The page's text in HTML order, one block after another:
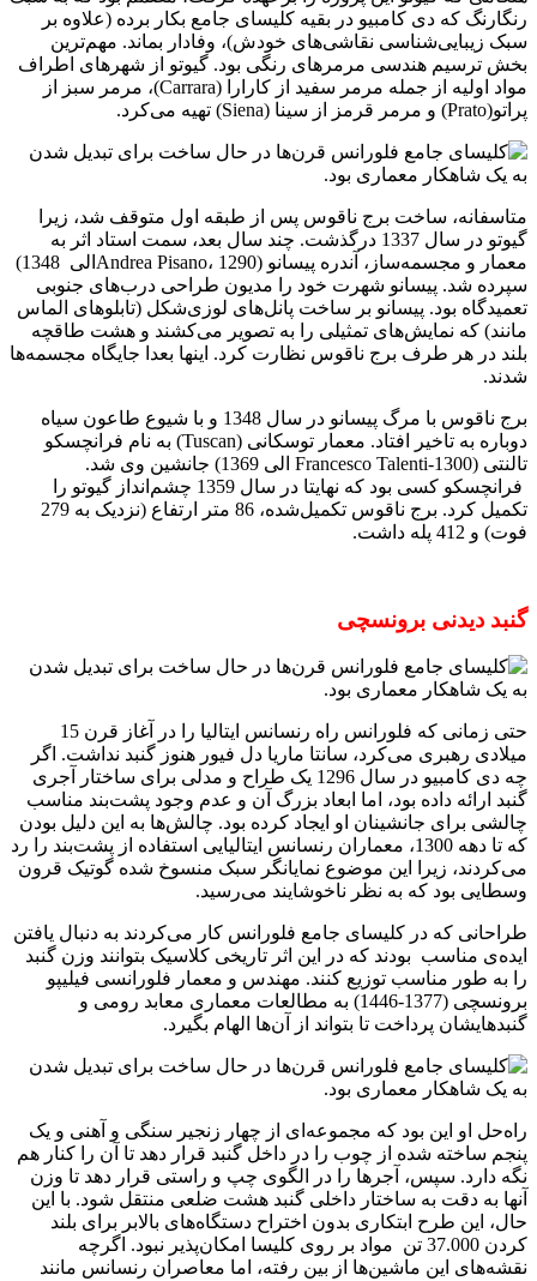
رنگارنگ که دی کامبیو در بقیه کلیسای جامع بکار برده (علاوه بر
سبک زیبایی‌شناسی نقاشی‌های خودش)، وفادار بماند. مهم‌ترین
بخش ترسیم هندسی مرمرهای رنگی بود. گیوتو از شهرهای اطراف
مواد اولیه از جمله مرمر سفید از کارارا (Carrara)، مرمر سبز از
پراتو(Prato) و مرمر قرمز از سینا (Siena) تهیه می‌کرد.
متاسفانه، ساخت برج ناقوس پس از طبقه اول متوقف شد، زیرا
گیوتو در سال 1337 درگذشت. چند سال بعد، سمت استاد اثر به
معمار و مجسمه‌ساز، آندره پیسانو (Andrea Pisano، 1290الی 1348)
سپرده شد. پیسانو شهرت خود را مدیون طراحی درب‌های جنوبی
تعمیدگاه بود. پیسانو بر ساخت پانل‌های لوزی‌شکل (تابلوهای الماس
مانند) که نمایش‌های تمثیلی را به تصویر می‌کشند و هشت طاقچه
بلند در هر طرف برج ناقوس نظارت کرد. اینها بعدا جایگاه مجسمه‌ها
شدند.
برج ناقوس با مرگ پیسانو در سال 1348 و با شیوع طاعون سیاه
دوباره به تاخیر افتاد. معمار توسکانی (Tuscan) به نام فرانچسکو
تالنتی (Francesco Talenti-1300 الی 1369) جانشین وی شد.
فرانچسکو کسی بود که نهایتا در سال 1359 چشم‌انداز گیوتو را
تکمیل کرد. برج ناقوس تکمیل‌شده، 86 متر ارتفاع (‏نزدیک به 279
فوت) و 412 پله داشت.
گنبد دیدنی برونسچی
حتی زمانی که فلورانس راه رنسانس ایتالیا را در آغاز قرن 15
میلادی رهبری می‌کرد، سانتا ماریا دل فیور هنوز گنبد نداشت. اگر
چه دی کامبیو در سال 1296 یک طراح و مدلی برای ساختار آجری
گنبد ارائه داده بود، اما ابعاد بزرگ آن و عدم وجود پشت‌بند مناسب
چالشی برای جانشینان او ایجاد کرده بود. چالش‌ها به این دلیل بودن
که تا دهه 1300، معماران رنسانس ایتالیایی استفاده از پشت‌بند را رد
می‌کردند، زیرا این موضوع نمایانگر سبک منسوخ شده گوتیک قرون
وسطایی بود که به نظر ناخوشایند می‌رسید.
طراحانی که در کلیسای جامع فلورانس کار می‌کردند به دنبال یافتن
ایده‌ی مناسب بودند که در این اثر تاریخی کلاسیک بتوانند وزن گنبد
را به طور مناسب توزیع کنند. مهندس و معمار فلورانسی فیلیپو
برونسچی (1377-1446) به مطالعات معماری معابد رومی و
گنبد‌هایشان پرداخت تا بتواند از آن‌ها الهام بگیرد.
راه‌حل او این بود که مجموعه‌ای از چهار زنجیر سنگی و آهنی و یک
پنجم ساخته شده از چوب را در داخل گنبد قرار دهد تا آن را کنار هم
نگه دارد. سپس، آجرها را در الگوی چپ و راستی قرار دهد تا وزن
آنها به دقت به ساختار داخلی گنبد هشت ضلعی منتقل شود. با این
حال، این طرح ابتکاری بدون اختراح دستگاه‌های بالابر برای بلند
کردن 37.000 تن مواد بر روی کلیسا امکان‌پذیر نبود. اگرچه
نقشه‌های این ماشین‌ها از بین رفته، اما معاصران رنسانس مانند